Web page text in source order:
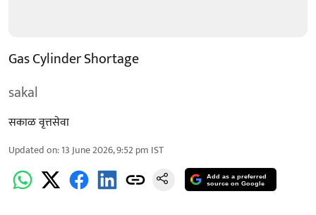
Gas Cylinder Shortage
sakal
सकाळ वृत्तसेवा
Updated on:13 June 2026, 9:52 pm IST
Add as a preferred
source on Google